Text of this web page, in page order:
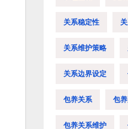
关系稳定性
关系维护策略
关系边界设定
包养关系 包
包养关系维护